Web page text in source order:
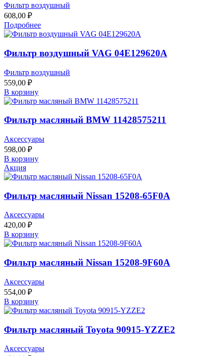
Фильтр воздушный
608,00 ₽
Подробнее
Фильтр воздушный VAG 04E129620A
Фильтр воздушный
559,00 ₽
В корзину
Фильтр масляный BMW 11428575211
Аксессуары
598,00 ₽
В корзину
Акция
Фильтр масляный Nissan 15208-65F0A
Аксессуары
420,00 ₽
В корзину
Фильтр масляный Nissan 15208-9F60A
Аксессуары
554,00 ₽
В корзину
Фильтр масляный Toyota 90915-YZZE2
Аксессуары